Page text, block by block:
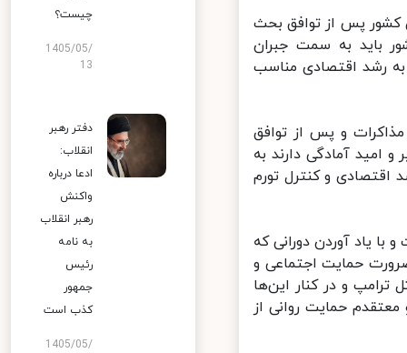
پس از توافق بحث
باید به سمت جبران
رشد اقتصادی مناسب
و پس از توافق
امید آمادگی دارند به
و کنترل تورم
یاد آوردن دورانی که
حمایت اجتماعی و
و در کنار این‌ها
حمایت روانی از
چیست؟
1405/05/
13
دفتر رهبر
انقلاب:
ادعا درباره
واکنش
رهبر انقلاب
به نامه
رئیس
جمهور
کذب است
1405/05/